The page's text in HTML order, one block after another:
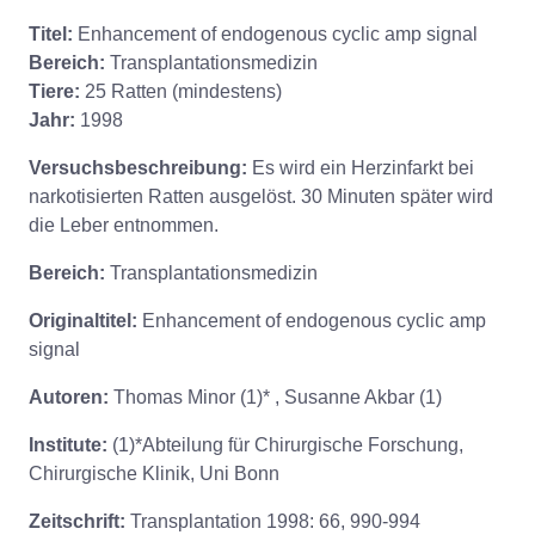
Titel: Enhancement of endogenous cyclic amp signal
Bereich: Transplantationsmedizin
Tiere: 25 Ratten (mindestens)
Jahr: 1998
Versuchsbeschreibung: Es wird ein Herzinfarkt bei
narkotisierten Ratten ausgelöst. 30 Minuten später wird
die Leber entnommen.
Bereich: Transplantationsmedizin
Originaltitel: Enhancement of endogenous cyclic amp
signal
Autoren: Thomas Minor (1)* , Susanne Akbar (1)
Institute: (1)*Abteilung für Chirurgische Forschung,
Chirurgische Klinik, Uni Bonn
Zeitschrift: Transplantation 1998: 66, 990-994